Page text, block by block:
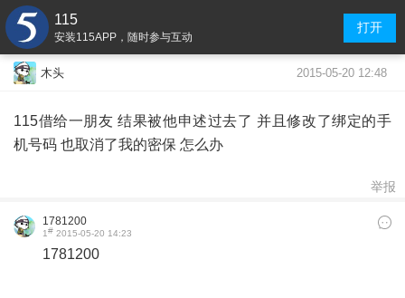
115
安装115APP，随时参与互动
打开
木头 2015-05-20 12:48
115借给一朋友 结果被他申述过去了 并且修改了绑定的手
机号码 也取消了我的密保 怎么办
举报
1781200
1# 2015-05-20 14:23
1781200